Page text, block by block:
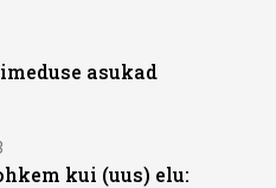
asukad
kui (uus) elu: